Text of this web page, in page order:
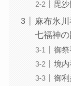
毘
麻布氷
七福神の
御祭
境内
御利